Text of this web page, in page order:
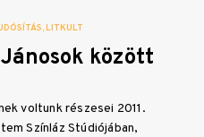
LITKULT
között
voltunk részesei 2011.
Színláz Stúdiójában,